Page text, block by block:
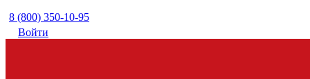
8 (800) 350-10-95
Войти